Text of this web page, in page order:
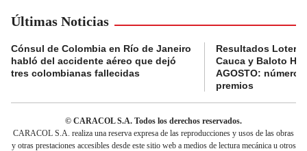
Últimas Noticias
Cónsul de Colombia en Río de Janeiro
habló del accidente aéreo que dejó
tres colombianas fallecidas
Resultados
Cauca y Baloto
AGOSTO:
premios
© CARACOL S.A. Todos los derechos reservados.
CARACOL S.A. realiza una reserva expresa de las reproducciones y usos de las obras
y otras prestaciones accesibles desde este sitio web a medios de lectura mecánica u otros